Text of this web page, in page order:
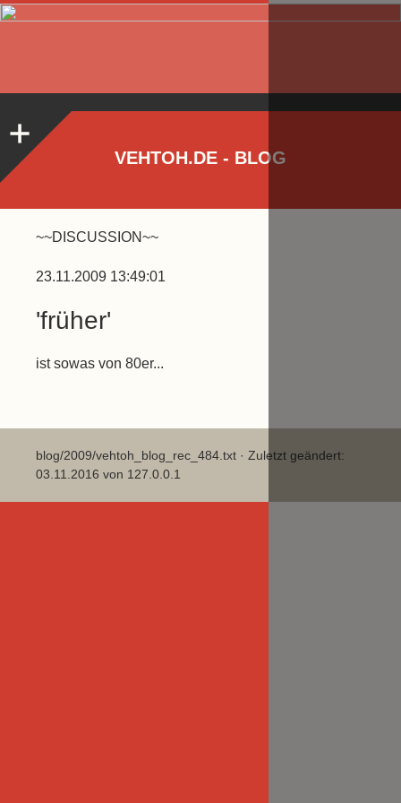
VEHTOH.DE - BLOG
~~DISCUSSION~~
23.11.2009 13:49:01
'früher'
ist sowas von 80er...
blog/2009/vehtoh_blog_rec_484.txt · Zuletzt geändert:
03.11.2016 von 127.0.0.1